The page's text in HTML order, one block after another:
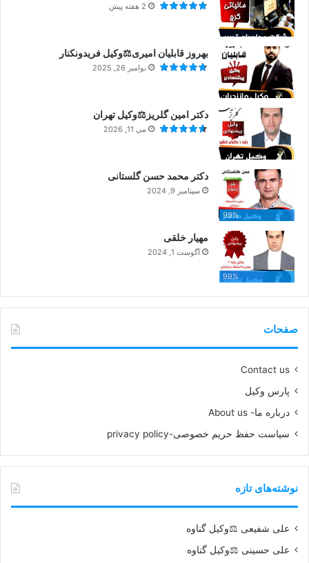
2 هفته پیش
بهروز قابلیان امیری⚖️وکیل فریدونکنار
نوامبر 26, 2025
دکتر امین گلریز⚖️وکیل تهران
می 11, 2026
99%
دکتر محمد حسن گلستانی
سپتامبر 9, 2024
99%
مهیار خلقی
آگوست 1, 2024
صفحات
Contact us
پارس وکیل
درباره ما- About us
سیاست حفظ حریم خصوصی-privacy policy
نوشته‌های تازه
علی شفیعی ⚖️وکیل گناوه
علی حسینی ⚖️وکیل گناوه